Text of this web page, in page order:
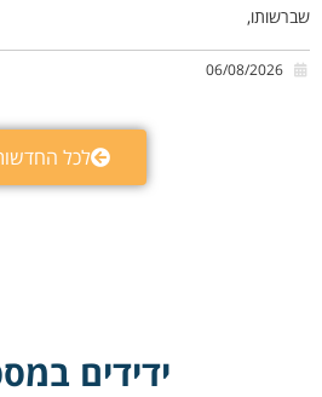
שברשותו,
לכל
ידידים